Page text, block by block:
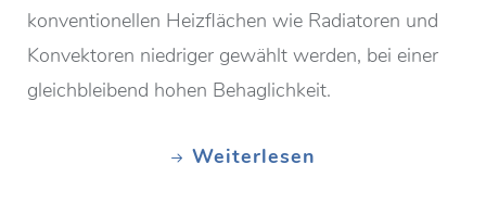
konventionellen Heizflächen wie Radiatoren und
Konvektoren niedriger gewählt werden, bei einer
gleichbleibend hohen Behaglichkeit.
Weiterlesen